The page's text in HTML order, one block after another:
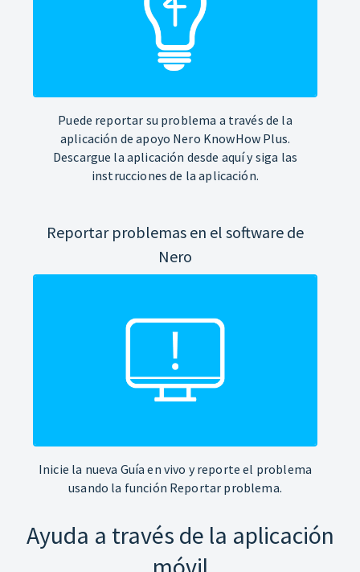
Puede reportar su problema a través de la
aplicación de apoyo Nero KnowHow Plus.
Descargue la aplicación desde aquí y siga las
instrucciones de la aplicación.
Reportar problemas en el software de
Nero
Inicie la nueva Guía en vivo y reporte el problema
usando la función Reportar problema.
Ayuda a través de la aplicación